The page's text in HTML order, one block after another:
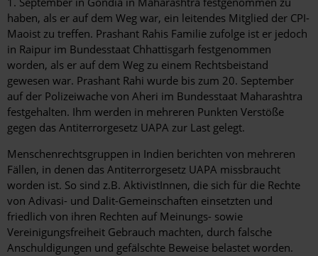
haben, als er auf dem Weg war, ein leitendes Mitglied der CPI-
Maoist zu treffen. Prashant Rahis Familie zufolge ist er jedoch
in Raipur im Bundesstaat Chhattisgarh festgenommen
worden, als er auf dem Weg zu einem Rechtsbeistand
gewesen war. Prashant Rahi wurde bis zum 20. September
auf der Polizeiwache von Aheri im Bundesstaat Maharashtra
festgehalten. Ihm werden in mehreren Punkten Verstöße
gegen das Antiterrorgesetz UAPA zur Last gelegt.
Menschenrechtsgruppen in Indien berichten von mehreren
Fällen, in denen das Antiterrorgesetz UAPA missbraucht
worden ist. So sind z.B. AktivistInnen, die sich für die Rechte
von Adivasi- und Dalit-Gemeinschaften einsetzten und
friedlich von ihren Rechten auf Meinungs- sowie
Vereinigungsfreiheit Gebrauch machten, durch falsche
Anschuldigungen und gefälschte Beweise belastet worden.